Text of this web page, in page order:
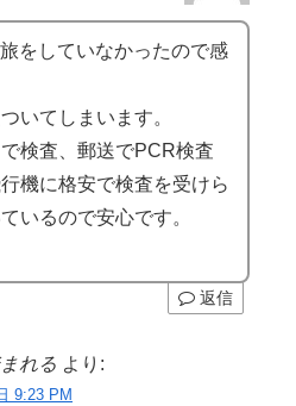
をしていなかったので感
いてしまいます。
検査、郵送でPCR検査
機に格安で検査を受けら
いるので安心です。
返信
れる より:
9:23 PM